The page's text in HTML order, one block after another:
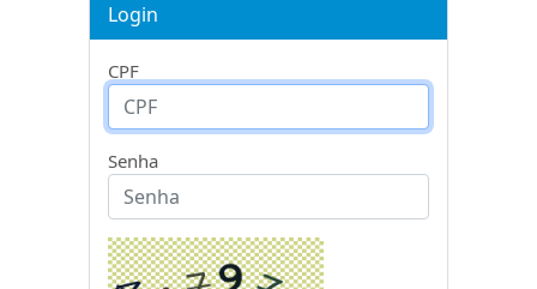
Login
CPF
Senha